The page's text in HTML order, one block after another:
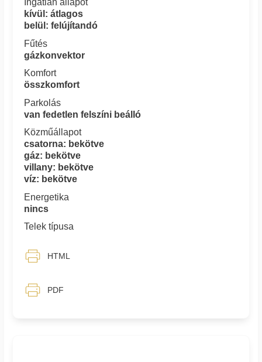
Ingatlan állapot
kívül: átlagos
belül: felújítandó
Fűtés
gázkonvektor
Komfort
összkomfort
Parkolás
van fedetlen felszíni beálló
Közműállapot
csatorna: bekötve
gáz: bekötve
villany: bekötve
víz: bekötve
Energetika
nincs
Telek típusa
HTML
PDF